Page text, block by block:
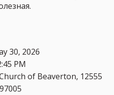
30, 2026
PM
of Beaverton, 12555